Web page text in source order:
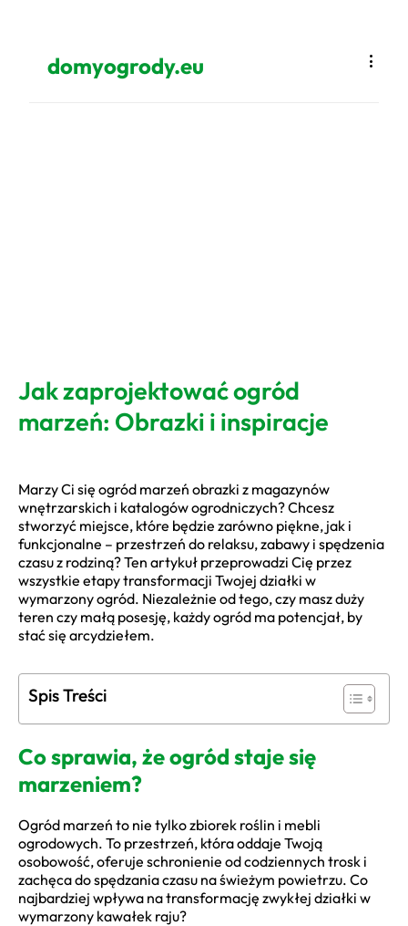
domyogrody.eu
Jak zaprojektować ogród
marzeń: Obrazki i inspiracje
Marzy Ci się ogród marzeń obrazki z magazynów
wnętrzarskich i katalogów ogrodniczych? Chcesz
stworzyć miejsce, które będzie zarówno piękne, jak i
funkcjonalne – przestrzeń do relaksu, zabawy i spędzenia
czasu z rodziną? Ten artykuł przeprowadzi Cię przez
wszystkie etapy transformacji Twojej działki w
wymarzony ogród. Niezależnie od tego, czy masz duży
teren czy małą posesję, każdy ogród ma potencjał, by
stać się arcydziełem.
Spis Treści
Co sprawia, że ogród staje się
marzeniem?
Ogród marzeń to nie tylko zbiorek roślin i mebli
ogrodowych. To przestrzeń, która oddaje Twoją
osobowość, oferuje schronienie od codziennych trosk i
zachęca do spędzania czasu na świeżym powietrzu. Co
najbardziej wpływa na transformację zwykłej działki w
wymarzony kawałek raju?